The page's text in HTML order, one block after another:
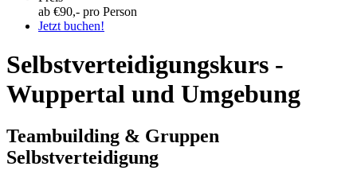
ab €90,- pro Person
Jetzt buchen!
Selbstverteidigungskurs -
Wuppertal und Umgebung
Teambuilding & Gruppen
Selbstverteidigung